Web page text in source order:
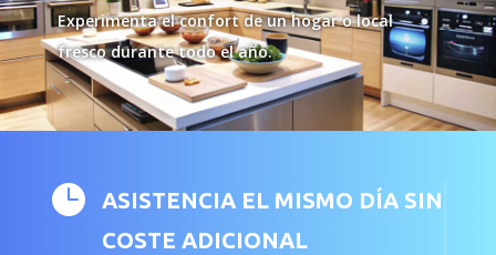
Experimenta el confort de un hogar o local
fresco durante todo el año.

ASISTENCIA EL MISMO DÍA SIN
COSTE ADICIONAL